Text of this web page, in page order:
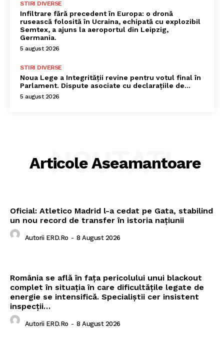
STIRI DIVERSE
Infiltrare fără precedent în Europa: o dronă
rusească folosită în Ucraina, echipată cu explozibil
Semtex, a ajuns la aeroportul din Leipzig,
Germania.
5 august 2026
STIRI DIVERSE
Noua Lege a Integrității revine pentru votul final în
Parlament. Dispute asociate cu declarațiile de…
5 august 2026
Articole Aseamantoare
NOUTATI
Oficial: Atletico Madrid l-a cedat pe Gata, stabilind
un nou record de transfer în istoria națiunii
Autorii ERD.ro - 8 August 2026
România se află în fața pericolului unui blackout
complet în situația în care dificultățile legate de
energie se intensifică. Specialiștii cer insistent
inspecții…
Autorii ERD.ro - 8 August 2026